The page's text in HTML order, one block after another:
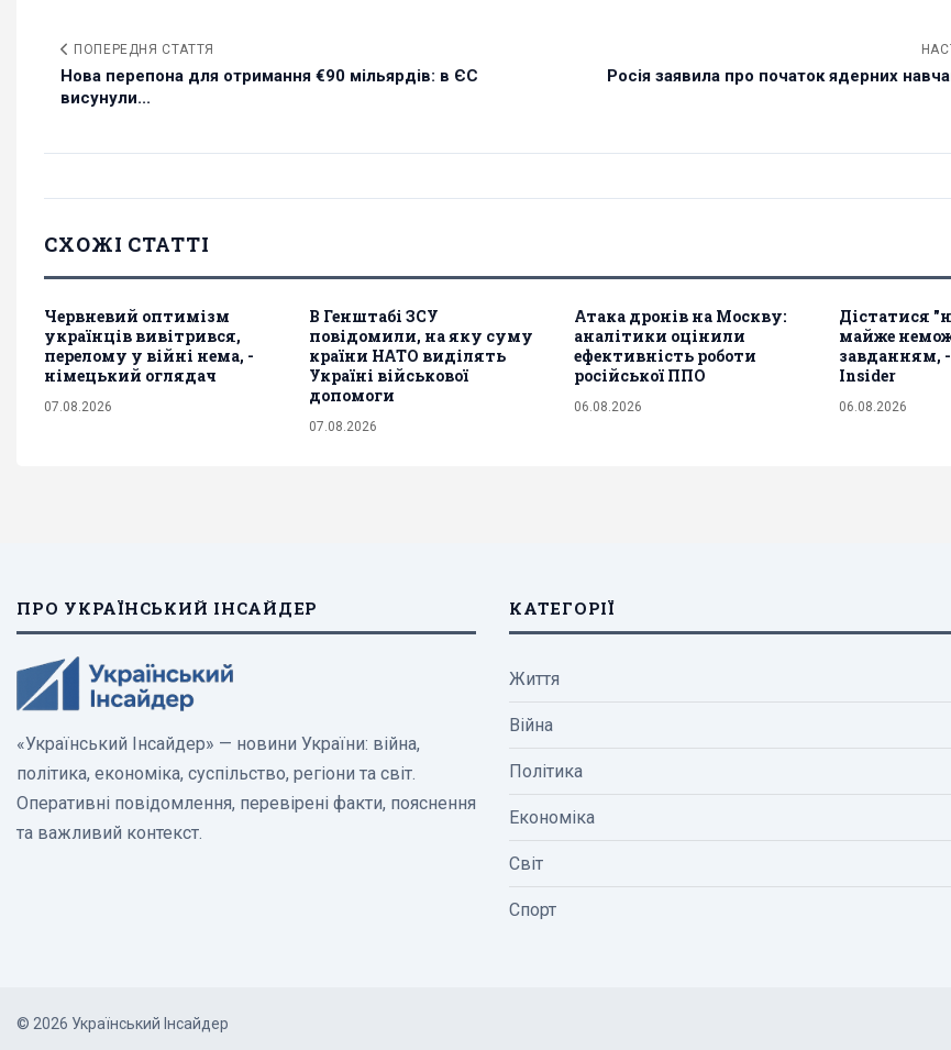
ПОПЕРЕДНЯ СТАТТЯ
Нова перепона для отримання €90 мільярдів: в ЄС
висунули...
Росія заявила про початок ядерних
СХОЖІ СТАТТІ
Червневий оптимізм
українців вивітрився,
перелому у війні нема, -
німецький оглядач
07.08.2026
В Генштабі ЗСУ
повідомили, на яку суму
країни НАТО виділять
Україні військової
допомоги
07.08.2026
Атака дронів на Москву:
аналітики оцінили
ефективність роботи
російської ППО
06.08.2026
Дістатися
майже
завданням, -
Insider
06.08.2026
ПРО УКРАЇНСЬКИЙ ІНСАЙДЕР
«Український Інсайдер» — новини України: війна,
політика, економіка, суспільство, регіони та світ.
Оперативні повідомлення, перевірені факти, пояснення
та важливий контекст.
КАТЕГОРІЇ
Життя
Війна
Політика
Економіка
Світ
Спорт
© 2026 Український Інсайдер